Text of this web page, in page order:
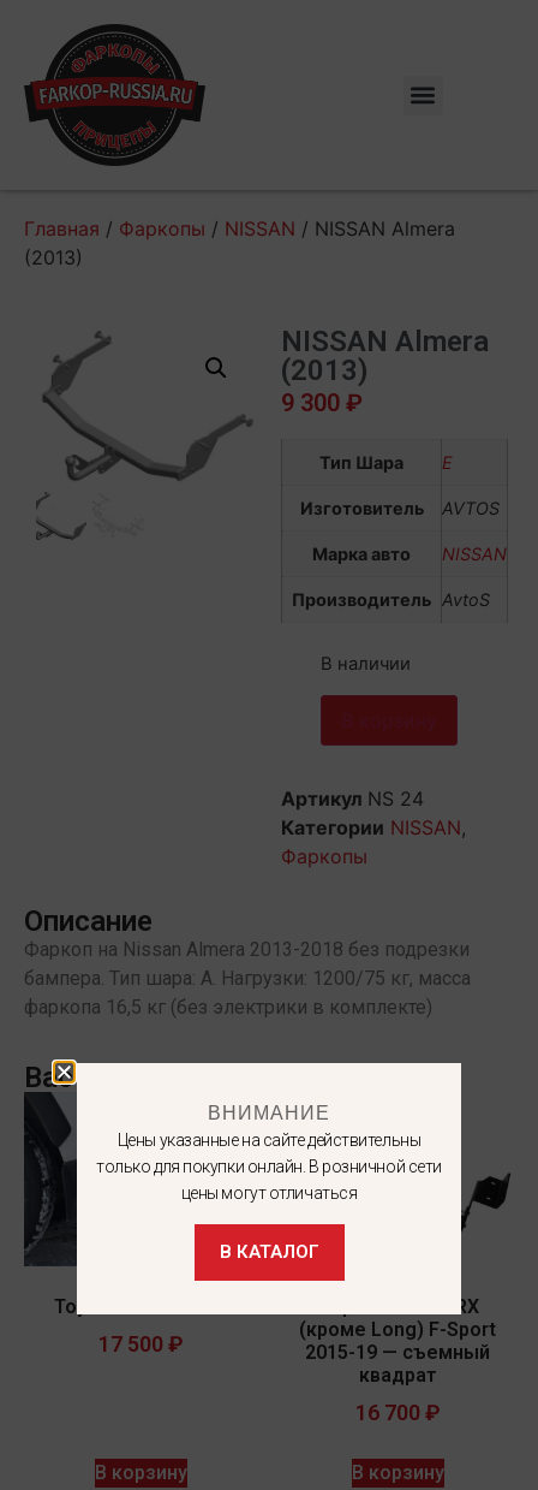
Главная / Фаркопы / NISSAN / NISSAN Almera
(2013)
NISSAN Almera
(2013)
9 300 ₽
Тип Шара E
Изготовитель AVTOS
Марка авто NISSAN
Производитель AvtoS
В наличии
Артикул NS 24
Категории NISSAN,
Фаркопы
Описание
Фаркоп на Nissan Almera 2013-2018 без подрезки
бампера. Тип шара: A. Нагрузки: 1200/75 кг, масса
фаркопа 16,5 кг (без электрики в комплекте)
Вас может заинтересовать
Toyota RAV 4 2019-
17 500 ₽
В корзину
Фаркоп LEXUS RX
(кроме Long) F-Sport
2015-19 — съемный
квадрат
16 700 ₽
В корзину
ВНИМАНИЕ
Цены указанные на сайте действительны
только для покупки онлайн. В розничной сети
цены могут отличаться
В КАТАЛОГ